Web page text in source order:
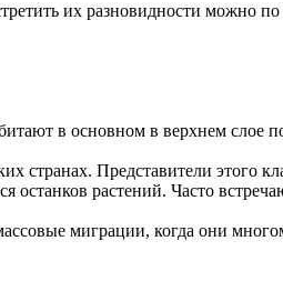
их разновидности можно по
в основном в верхнем слое
странах. Представители этого
останков растений. Часто
миграции, когда они